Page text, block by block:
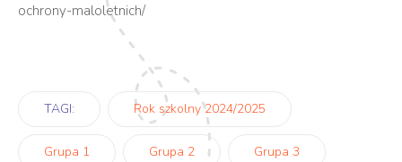
ochrony-maloletnich/
TAGI: Rok szkolny 2024/2025
Grupa 1 Grupa 2 Grupa 3